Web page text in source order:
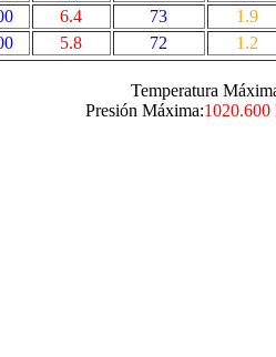
6.4 73 1.9
5.8 72 1.2
Temperatura
Presión Máxima:1020.600